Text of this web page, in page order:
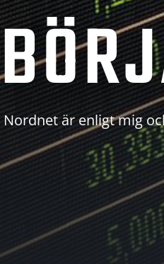
Nordnet är enligt mig